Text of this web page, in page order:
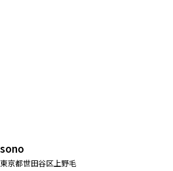
sono
東京都世田谷区上野毛